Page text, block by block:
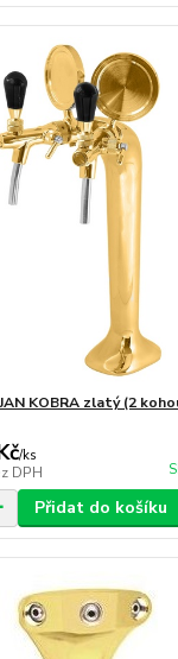
KOBRA zlatý (2
/ks
DPH
Přidat do košíku